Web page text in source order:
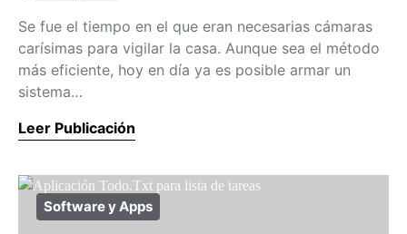
Se fue el tiempo en el que eran necesarias cámaras
carísimas para vigilar la casa. Aunque sea el método
más eficiente, hoy en día ya es posible armar un
sistema…
Leer Publicación
Software y Apps